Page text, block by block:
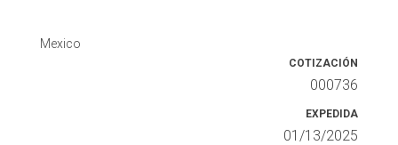
Mexico
COTIZACIÓN
000736
EXPEDIDA
01/13/2025